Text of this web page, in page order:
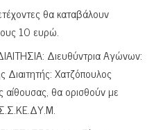
θα καταβάλουν
10 ευρώ.
Διευθύντρια Αγώνων:
Διαιτητής: Χατζόπουλος
αίθουσας, θα ορισθούν με